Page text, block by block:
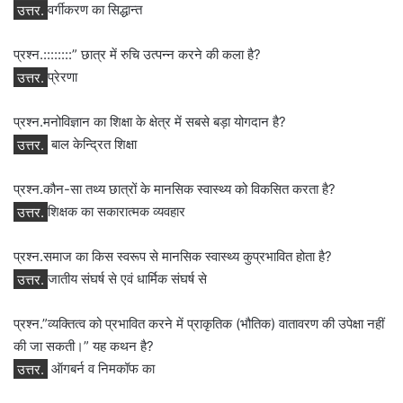
उत्तर. वर्गीकरण का सिद्धान्त
प्रश्न.::::::::” छात्र में रुचि उत्पन्न करने की कला है?
उत्तर. प्रेरणा
प्रश्न.मनोविज्ञान का शिक्षा के क्षेत्र में सबसे बड़ा योगदान है?
उत्तर. बाल केन्द्रित शिक्षा
प्रश्न.कौन-सा तथ्‍य छात्रों के मानसिक स्‍वास्‍थ्‍य को विकसित करता है?
उत्तर. शिक्षक का सकारात्‍मक व्‍यवहार
प्रश्न.समाज का किस स्‍वरूप से मानसिक स्‍वास्‍थ्‍य कुप्रभावित होता है?
उत्तर. जातीय संघर्ष से एवं धार्मिक संघर्ष से
प्रश्न.”व्‍यक्तित्‍व को प्रभावित करने में प्राकृतिक (भौतिक) वातावरण की उपेक्षा नहीं
की जा सकती।” यह कथन है?
उत्तर. ऑगबर्न व निमकॉफ का